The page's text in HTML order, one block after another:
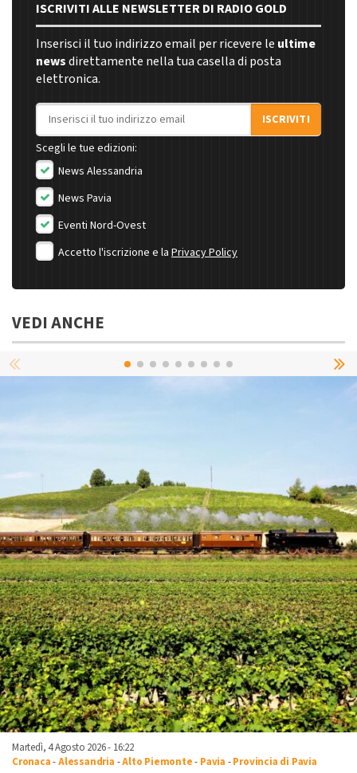
ISCRIVITI ALLE NEWSLETTER DI RADIO GOLD
Inserisci il tuo indirizzo email per ricevere le ultime
newsdirettamente nella tua casella di posta
elettronica.
Indirizzo email
ISCRIVITI
Scegli le tue edizioni:
News Alessandria
News Pavia
Eventi Nord-Ovest
Accetto l'iscrizione e la Privacy Policy
VEDI ANCHE
Martedì, 4 Agosto 2026 - 16:22
Cronaca-Alessandria -Alto Piemonte- Pavia -Provincia di Pavia